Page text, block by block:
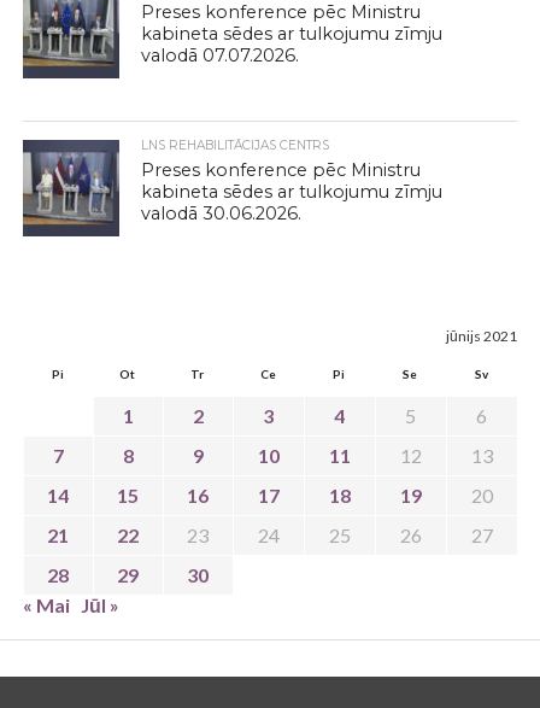
Preses konference pēc Ministru
kabineta sēdes ar tulkojumu zīmju
valodā 07.07.2026.
LNS REHABILITĀCIJAS CENTRS
Preses konference pēc Ministru
kabineta sēdes ar tulkojumu zīmju
valodā 30.06.2026.
jūnijs 2021
Pi Ot Tr Ce Pi Se Sv
1 2 3 4 5
6
7
8 9 10 11 12
13
14
15 16 17 18 19
20
21
22 23 24 25 26
27
28
29
30
« Mai Jūl »